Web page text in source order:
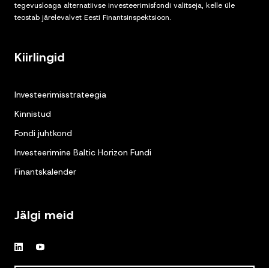
tegevusloaga alternatiivse investeerimisfondi valitseja, kelle üle
teostab järelevalvet Eesti Finantsinspektsioon.
Kiirlingid
Investeerimisstrateegia
Kinnistud
Fondi juhtkond
Investeerimine Baltic Horizon Fundi
Finantskalender
Jälgi meid